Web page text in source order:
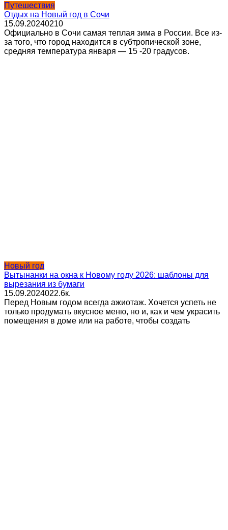
Путешествия
Отдых на Новый год в Сочи
15.09.20240210
Официально в Сочи самая теплая зима в России. Все из-
за того, что город находится в субтропической зоне,
средняя температура января — 15 -20 градусов.
Новый год
Вытынанки на окна к Новому году 2026: шаблоны для
вырезания из бумаги
15.09.2024022.6к.
Перед Новым годом всегда ажиотаж. Хочется успеть не
только продумать вкусное меню, но и, как и чем украсить
помещения в доме или на работе, чтобы создать